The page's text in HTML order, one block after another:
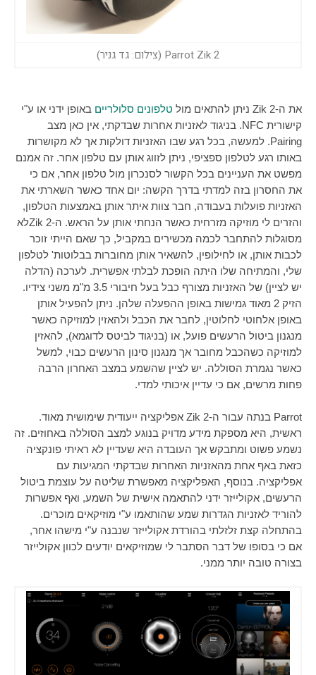
Parrot Zik 2 (צילום: גד גניר)
את ה-Zik 2 ניתן להתאים מול טלפונים סלולריים באופן ידני או ע"י
קישורית NFC. בניגוד לאזניות אחרות שבדקתי, אין כאן מצב
Pairing. למעשה, בכל רגע שבו האזניות דולקות אך לא מקושרות
באותו רגע לטלפון ספציפי, ניתן לזווג אותן עם טלפון אחר. זה אמנם
מפשט את העניינים בכל הקשור לסנכרון מול טלפון אחר, אם כי
את החסרון בזה למדתי בדרך הקשה: יום אחד כאשר השארתי את
האזניות פועלות בעבודה, חבר צוות איתר אותן באמצעות הטלפון,
והזרים לי מוזיקה מזרחית כאשר הנחתי אותן על הראש. ה-Zik 2לא
מסוגלות להתחבר לכמה מכשירים במקביל, כך שאם הייתי זוכר
לכבות אותן, או לחילופין, להשאיר אותן מחוברות בבלוטות' לטלפון
שלי, והמתיחה שלו היתה הופכת לבלתי אפשרית. לערכה (הדלה
יש לציין) של האזניות מצורף כבל בעל חיבורי 3.5 מ"מ משני צידיו.
הזיק 2 מאוד גמישות באופן ההפעלה שלהן. ניתן להפעיל אותן
באופן אלחוטי לחלוטין, לחבר את הכבל ולהאזין למוזיקה כאשר
מנגנון ביטול הרעשים פועל, או (בניגוד לביטס לדוגמא), להאזין
למוזיקה כשהכבל מחובר אך מנגנון סינון הרעשים כבוי, למשל
כאשר נגמרת הסוללה. יש לציין שהשמע במצב האחרון הרבה
פחות מרשים, אם כי עדיין איכותי למדי.
Parrot בנתה עבור ה-Zik 2 אפליקציה ייעודית שימושית מאוד.
ראשית, היא מספקת מידע מדויק בנוגע למצב הסוללה באחוזים. זה
נשמע פשוט ומתבקש אך העובדה היא שעדיין לא ראיתי פונקציה
כזאת באף אחת מהאזניות האחרות שבדקתי המגיעות עם
אפליקציה. בנוסף, האפליקציה מאפשרת שליטה על עוצמת ביטול
הרעשים, אקולייזר ידני להתאמה אישית של השמע, ואף אפשרות
להוריד לאזניות הגדרות שמע שהותאמו ע"י מוזיקאים מוכרים.
בהתחלה קצת זלזלתי בהורדת אקולייזר שנבנה ע"י מישהו אחר,
אם כי בסופו של דבר הסתבר לי שמוזיקאים יודעים לכוון אקולייזר
בצורה טובה יותר ממני.